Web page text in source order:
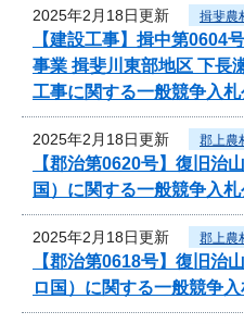
2025年2月18日更新 揖斐農
【建設工事】揖中第0604
事業 揖斐川東部地区 下長
工事に関する一般競争入
2025年2月18日更新 郡上農
【郡治第0620号】復旧
国）に関する一般競争入
2025年2月18日更新 郡上農
【郡治第0618号】復旧
ロ国）に関する一般競争